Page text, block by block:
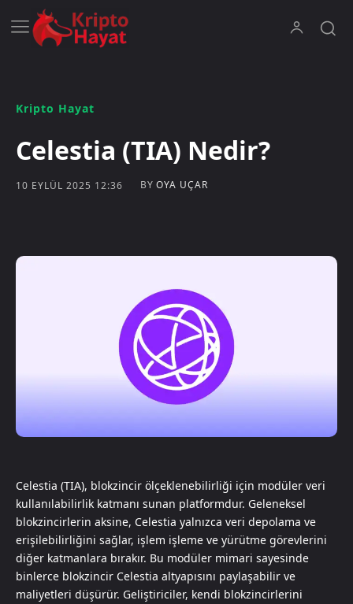
Kripto Hayat
Celestia (TIA) Nedir?
10 EYLÜL 2025 12:36 BY OYA UÇAR
Celestia (TIA), blokzincir ölçeklenebilirliği için modüler veri
kullanılabilirlik katmanı sunan platformdur. Geleneksel
blokzincirlerin aksine, Celestia yalnızca veri depolama ve
erişilebilirliğini sağlar, işlem işleme ve yürütme görevlerini
diğer katmanlara bırakır. Bu modüler mimari sayesinde
binlerce blokzincir Celestia altyapısını paylaşabilir ve
maliyetleri düşürür. Geliştiriciler, kendi blokzincirlerini